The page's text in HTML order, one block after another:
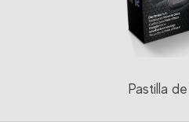
Pastilla